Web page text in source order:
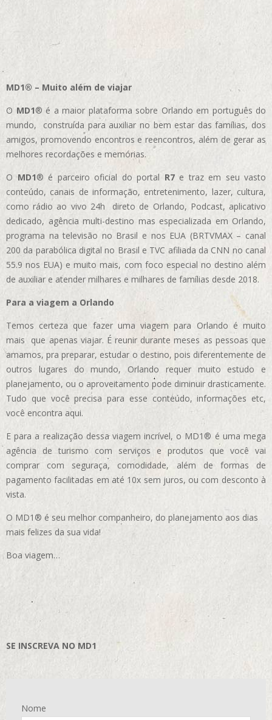
MD1® – Muito além de viajar
O MD1® é a maior plataforma sobre Orlando em português do
mundo, construída para auxiliar no bem estar das famílias, dos
amigos, promovendo encontros e reencontros, além de gerar as
melhores recordações e memórias.
OMD1® é parceiro oficial do portal R7e traz em seu vasto
conteúdo, canais de informação, entretenimento, lazer, cultura,
como rádio ao vivo 24h direto de Orlando, Podcast, aplicativo
dedicado, agência multi-destino mas especializada em Orlando,
programa na televisão no Brasil e nos EUA (BRTVMAX – canal
200 da parabólica digital no Brasil e TVC afiliada da CNN no canal
55.9 nos EUA) e muito mais, com foco especial no destino além
de auxiliar e atender milhares e milhares de famílias desde 2018.
Para a viagem a Orlando
Temos certeza que fazer uma viagem para Orlando é muito
mais que apenas viajar. É reunir durante meses as pessoas que
amamos, pra preparar, estudar o destino, pois diferentemente de
outros lugares do mundo, Orlando requer muito estudo e
planejamento, ou o aproveitamento pode diminuir drasticamente.
Tudo que você precisa para esse conteúdo, informações etc,
você encontra aqui.
E para a realização dessa viagem incrível, o MD1® é uma mega
agência de turismo com serviços e produtos que você vai
comprar com seguraça, comodidade, além de formas de
pagamento facilitadas em até 10x sem juros, ou com desconto à
vista.
O MD1® é seu melhor companheiro, do planejamento aos dias
mais felizes da sua vida!
Boa viagem…
SE INSCREVA NO MD1
Nome